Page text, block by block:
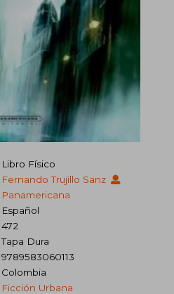
Libro Físico
Fernando Trujillo Sanz
Panamericana
Español
472
Tapa Dura
9789583060113
Colombia
Ficción Urbana